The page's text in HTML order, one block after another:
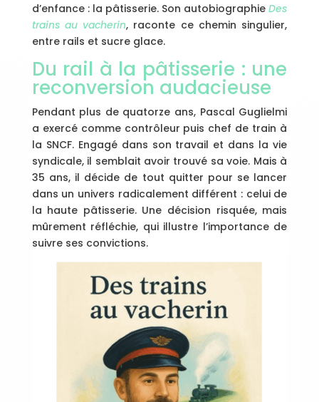
d’enfance : la pâtisserie. Son autobiographieDes
trains au vacherin, raconte ce chemin singulier,
entre rails et sucre glace.
Du rail à la pâtisserie : une
reconversion audacieuse
Pendant plus de quatorze ans, Pascal Guglielmi
a exercé comme contrôleur puis chef de train à
la SNCF. Engagé dans son travail et dans la vie
syndicale, il semblait avoir trouvé sa voie. Mais à
35 ans, il décide de tout quitter pour se lancer
dans un univers radicalement différent : celui de
la haute pâtisserie. Une décision risquée, mais
mûrement réfléchie, qui illustre l’importance de
suivre ses convictions.